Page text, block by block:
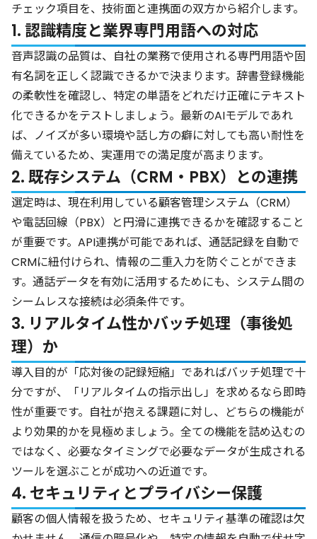
チェック項目を、技術面と連携面の双方から紹介します。
1. 認識精度と業界専門用語への対応
音声認識の品質は、自社の業務で使用される専門用語や固
有名詞を正しく認識できるかで決まります。辞書登録機能
の柔軟性を確認し、特定の単語をどれだけ正確にテキスト
化できるかをテストしましょう。最新のAIモデルであれ
ば、ノイズが多い環境や話し方の癖に対しても高い耐性を
備えているため、実運用での満足度が高まります。
2. 既存システム（CRM・PBX）との連携
選定時は、現在利用している顧客管理システム（CRM）
や電話回線（PBX）と円滑に連携できるかを確認すること
が重要です。API連携が可能であれば、通話記録を自動で
CRMに紐付けられ、情報の二重入力を防ぐことができま
す。通話データを有効に活用するためにも、システム間の
シームレスな接続は必須条件です。
3. リアルタイム性かバッチ処理（事後処
理）か
導入目的が「応対後の記録短縮」であればバッチ処理で十
分ですが、「リアルタイムの指示出し」を求めるなら即時
性が重要です。自社が抱える課題に対し、どちらの機能が
より効果的かを見極めましょう。全ての機能を詰め込むの
ではなく、必要なタイミングで必要なデータが生成される
ツールを選ぶことが成功への近道です。
4. セキュリティとプライバシー保護
顧客の個人情報を扱うため、セキュリティ基準の確認は欠